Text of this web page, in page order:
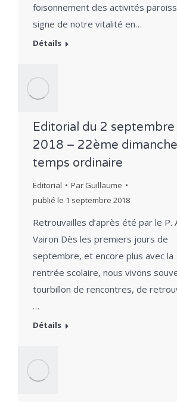
foisonnement des activités
signe de notre vitalité en…
Détails
Editorial du 2 septembre
2018 – 22ème
temps ordinaire
Editorial Par Guillaume
publié le 1 septembre 2018
Retrouvailles d’après été par le P.
Vairon Dès les premiers jours de
septembre, et encore plus avec la
rentrée scolaire, nous vivons
tourbillon de rencontres, de
…
Détails